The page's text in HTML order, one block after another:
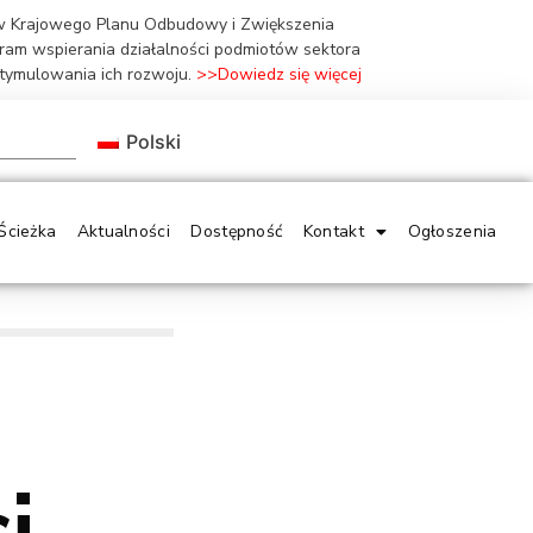
Planu Odbudowy i Zwiększenia
wspierania działalności podmiotów sektora
ich rozwoju. >>Dowiedz się więcej
Polski
Aktualności Dostępność Kontakt Ogłoszenia